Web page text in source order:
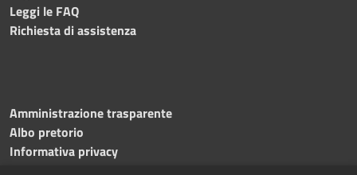
Leggi le FAQ
Richiesta di assistenza
Amministrazione trasparente
Albo pretorio
Informativa privacy